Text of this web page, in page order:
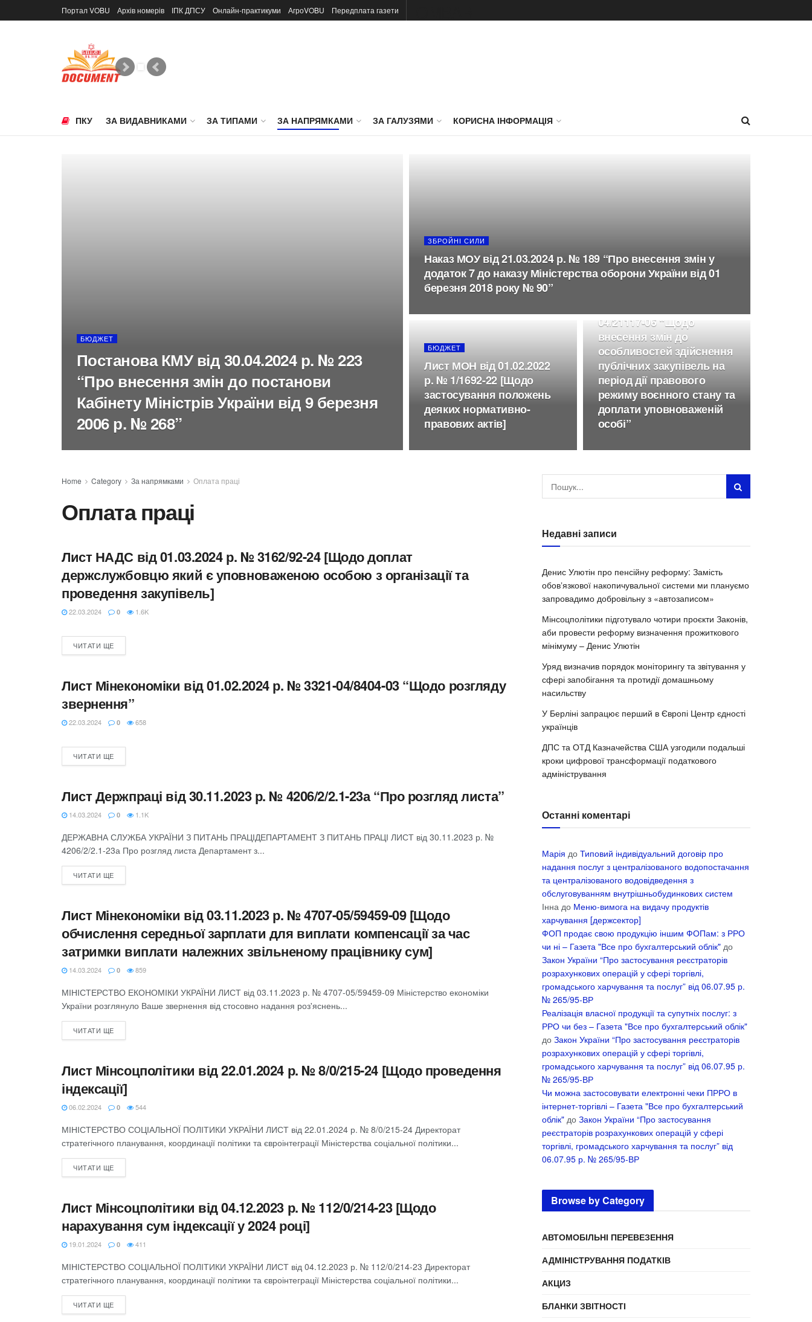
Портал VOBU Архів номерів ІПК ДПСУ Онлайн-практикуми АгроVOBU Передплата газети
ПКУ ЗА ВИДАВНИКАМИ ЗА ТИПАМИ ЗА НАПРЯМКАМИ ЗА ГАЛУЗЯМИ КОРИСНА ІНФОРМАЦІЯ
БЮДЖЕТ
Постанова КМУ від 30.04.2024 р. № 223
“Про внесення змін до постанови
Кабінету Міністрів України від 9 березня
2006 р. № 268”
ЗБРОЙНІ СИЛИ
Наказ МОУ від 21.03.2024 р. № 189 “Про внесення змін у
додаток 7 до наказу Міністерства оборони України від 01
березня 2018 року № 90”
БЮДЖЕТ
Лист МОН від 01.02.2022
р. № 1/1692-22 [Щодо
застосування положень
деяких нормативно-
правових актів]
ЛИСТИ
04/21117-06 “Щодо
внесення змін до
особливостей здійснення
публічних закупівель на
період дії правового
режиму воєнного стану та
доплати уповноваженій
особі”
Home Category За напрямками Оплата праці
Оплата праці
ЛИСТИ
Лист НАДС від 01.03.2024 р. № 3162/92-24 [Щодо доплат
держслужбовцю який є уповноваженою особою з організації та
проведення закупівель]
22.03.2024 0 1.6K
ЧИТАТИ ЩЕ
ЛИСТИ
Лист Мінекономіки від 01.02.2024 р. № 3321-04/8404-03 “Щодо розгляду
звернення”
22.03.2024 0 658
ЧИТАТИ ЩЕ
ДЕРЖПРАЦІ
Лист Держпраці від 30.11.2023 р. № 4206/2/2.1-23а “Про розгляд листа”
14.03.2024 0 1.1K
ДЕРЖАВНА СЛУЖБА УКРАЇНИ З ПИТАНЬ ПРАЦІДЕПАРТАМЕНТ З ПИТАНЬ ПРАЦІ ЛИСТ від 30.11.2023 р. №
4206/2/2.1-23а Про розгляд листа Департамент з...
ЧИТАТИ ЩЕ
ЛИСТИ
Лист Мінекономіки від 03.11.2023 р. № 4707-05/59459-09 [Щодо
обчислення середньої зарплати для виплати компенсації за час
затримки виплати належних звільненому працівнику сум]
14.03.2024 0 859
МІНІСТЕРСТВО ЕКОНОМІКИ УКРАЇНИ ЛИСТ від 03.11.2023 р. № 4707-05/59459-09 Міністерство економіки
України розглянуло Ваше звернення від стосовно надання роз'яснень...
ЧИТАТИ ЩЕ
ЛИСТИ
Лист Мінсоцполітики від 22.01.2024 р. № 8/0/215-24 [Щодо проведення
індексації]
06.02.2024 0 544
МІНІСТЕРСТВО СОЦІАЛЬНОЇ ПОЛІТИКИ УКРАЇНИ ЛИСТ від 22.01.2024 р. № 8/0/215-24 Директорат
стратегічного планування, координації політики та євроінтеграції Міністерства соціальної політики...
ЧИТАТИ ЩЕ
ЛИСТИ
Лист Мінсоцполітики від 04.12.2023 р. № 112/0/214-23 [Щодо
нарахування сум індексації у 2024 році]
19.01.2024 0 411
МІНІСТЕРСТВО СОЦІАЛЬНОЇ ПОЛІТИКИ УКРАЇНИ ЛИСТ від 04.12.2023 р. № 112/0/214-23 Директорат
стратегічного планування, координації політики та євроінтеграції Міністерства соціальної політики...
ЧИТАТИ ЩЕ
Недавні записи
Денис Улютін про пенсійну реформу: Замість
обовʼязкової накопичувальної системи ми плануємо
запровадимо добровільну з «автозаписом»
Мінсоцполітики підготувало чотири проєкти Законів,
аби провести реформу визначення прожиткового
мінімуму – Денис Улютін
Уряд визначив порядок моніторингу та звітування у
сфері запобігання та протидії домашньому
насильству
У Берліні запрацює перший в Європі Центр єдності
українців
ДПС та ОТД Казначейства США узгодили подальші
кроки цифрової трансформації податкового
адміністрування
Останні коментарі
Марія до Типовий індивідуальний договір про
надання послуг з централізованого водопостачання
та централізованого водовідведення з
обслуговуванням внутрішньобудинкових систем
Інна до Меню-вимога на видачу продуктів
харчування [держсектор]
ФОП продає свою продукцію іншим ФОПам: з РРО
чи ні – Газета "Все про бухгалтерський облік" до
Закон України “Про застосування реєстраторів
розрахункових операцій у сфері торгівлі,
громадського харчування та послуг” від 06.07.95 р.
№ 265/95-ВР
Реалізація власної продукції та супутніх послуг: з
РРО чи без – Газета "Все про бухгалтерський облік"
до Закон України “Про застосування реєстраторів
розрахункових операцій у сфері торгівлі,
громадського харчування та послуг” від 06.07.95 р.
№ 265/95-ВР
Чи можна застосовувати електронні чеки ПРРО в
інтернет-торгівлі – Газета "Все про бухгалтерський
облік" до Закон України “Про застосування
реєстраторів розрахункових операцій у сфері
торгівлі, громадського харчування та послуг” від
06.07.95 р. № 265/95-ВР
Browse by Category
АВТОМОБІЛЬНІ ПЕРЕВЕЗЕННЯ
АДМІНІСТРУВАННЯ ПОДАТКІВ
АКЦИЗ
БЛАНКИ ЗВІТНОСТІ